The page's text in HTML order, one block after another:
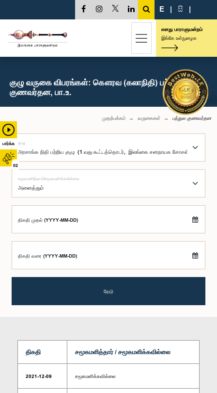
பார்க்க
02
E | සි |
எனது பாராளுமன்றம்
இங்கே உள்நுழைக
குழு வருகை விபரங்கள்: கௌரவ (கலாநிதி) பந்துல
குணவர்தன, பா.உ.
முதற்பக்கம் வருகைகள் பந்துல குணவர்தன
குழு
சமூகமளித்தார்/சமூகமளிக்கவில்லை
திகதி முதல் (YYYY-MM-DD)
திகதி வரை (YYYY-MM-DD)
தேடு
திகதி சமூகமளித்தார் / சமூகமளிக்கவில்லை
2021-12-09 சமூகமளிக்கவில்லை